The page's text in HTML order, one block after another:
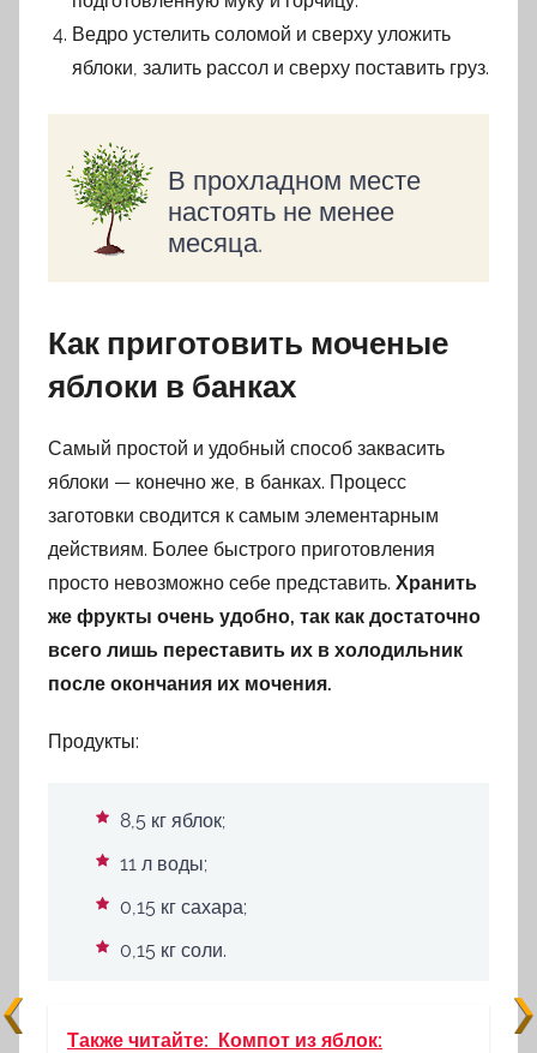
Ведро устелить соломой и сверху уложить
яблоки, залить рассол и сверху поставить груз.
В прохладном месте
настоять не менее
месяца.
Как приготовить моченые
яблоки в банках
Самый простой и удобный способ заквасить
яблоки — конечно же, в банках. Процесс
заготовки сводится к самым элементарным
действиям. Более быстрого приготовления
просто невозможно себе представить. Хранить
же фрукты очень удобно, так как достаточно
всего лишь переставить их в холодильник
после окончания их мочения.
Продукты:
8,5 кг яблок;
11 л воды;
0,15 кг сахара;
0,15 кг соли.
Также читайте: Компот из яблок: